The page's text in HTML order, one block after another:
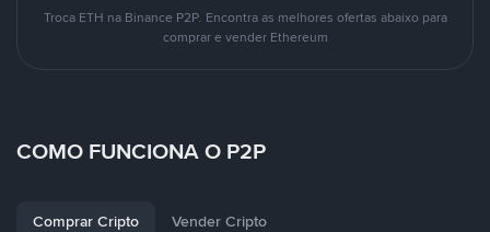
Troca ETH na Binance P2P. Encontra as melhores ofertas abaixo para
comprar e vender Ethereum
COMO FUNCIONA O P2P
Comprar Cripto Vender Cripto